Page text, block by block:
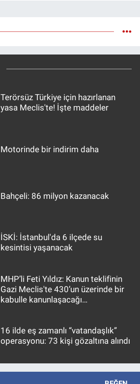
Terörsüz Türkiye için hazırlanan
yasa Meclis'te! İşte maddeler
Motorinde bir indirim daha
Bahçeli: 86 milyon kazanacak
İSKİ: İstanbul'da 6 ilçede su
kesintisi yaşanacak
MHP’li Feti Yıldız: Kanun teklifinin
Gazi Meclis'te 430’un üzerinde bir
kabulle kanunlaşacağı
16 ilde eş zamanlı “vatandaşlık”
operasyonu: 73 kişi gözaltına alındı